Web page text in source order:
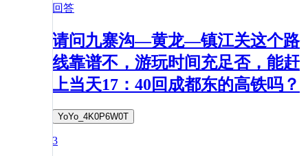
回答
请问九寨沟—黄龙—镇江关这个路
线靠谱不，游玩时间充足否，能赶
上当天17：40回成都东的高铁吗？
YoYo_4K0P6W0T
3